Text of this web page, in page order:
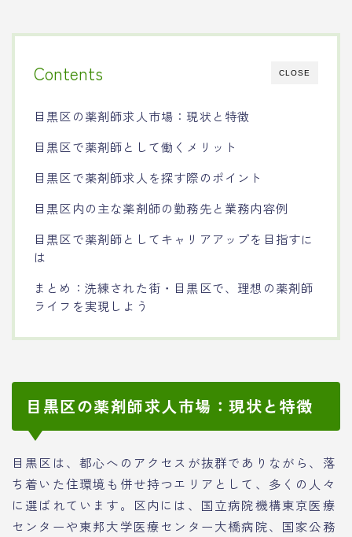
CLOSE
Contents
目黒区の薬剤師求人市場：現状と特徴
目黒区で薬剤師として働くメリット
目黒区で薬剤師求人を探す際のポイント
目黒区内の主な薬剤師の勤務先と業務内容例
目黒区で薬剤師としてキャリアアップを目指すに
は
まとめ：洗練された街・目黒区で、理想の薬剤師
ライフを実現しよう
目黒区の薬剤師求人市場：現状と特徴
目黒区は、都心へのアクセスが抜群でありながら、落
ち着いた住環境も併せ持つエリアとして、多くの人々
に選ばれています。区内には、国立病院機構東京医療
センターや東邦大学医療センター大橋病院、国家公務